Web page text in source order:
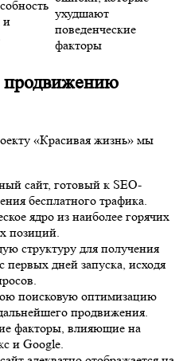
продвижению
«Красивая жизнь» мы
бесплатного трафика.
ядро из наиболее горячих
структуру для получения
дней запуска, исходя из
поисковую оптимизацию для
продвижения.
факторы, влияющие на
Google.
адекватно отображается на
реализованных объектов (в
позволило наглядно